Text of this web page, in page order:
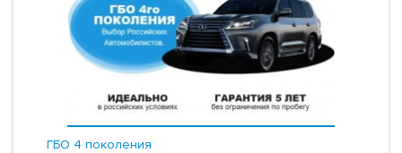
ГБО 4 поколения